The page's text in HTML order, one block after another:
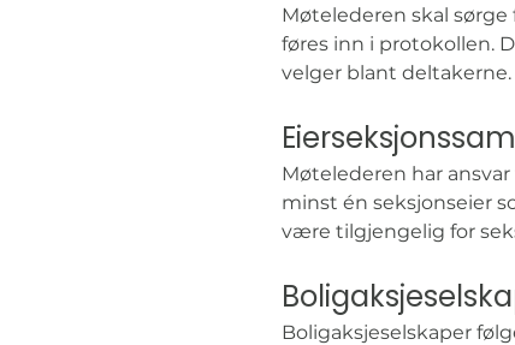
Møtelederen skal
føres inn i protokollen.
velger blant
Møtelederen har
minst én seksjonseier
være tilgjengelig for
Boligaksjeselskaper